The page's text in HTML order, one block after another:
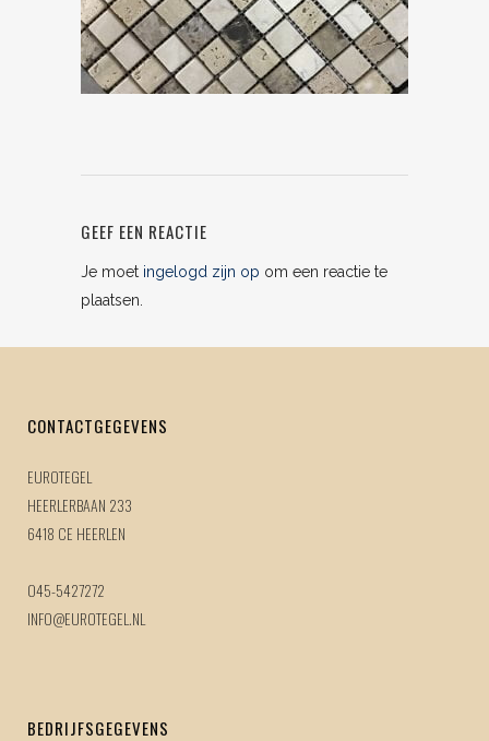
GEEF EEN REACTIE
Je moet ingelogd zijn op om een reactie te
plaatsen.
CONTACTGEGEVENS
EUROTEGEL
HEERLERBAAN 233
6418 CE HEERLEN
045-5427272
INFO@EUROTEGEL.NL
BEDRIJFSGEGEVENS